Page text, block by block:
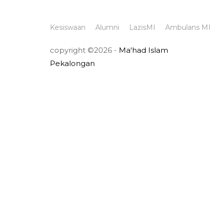
Kesiswaan Alumni LazisMI Ambulans MI
copyright ©2026 - Ma'had Islam
Pekalongan